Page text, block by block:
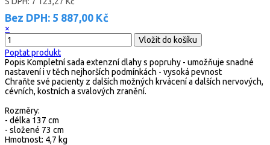
Bez DPH: 5 887,00 Kč
×
Poptat produkt
Popis Kompletní sada extenzní dlahy s popruhy - umožňuje snadné
nastavení i v těch nejhorších podmínkách - vysoká pevnost
Chraňte své pacienty z dalších možných krvácení a dalších nervových,
cévních, kostních a svalových zranění.
Rozměry:
- délka 137 cm
- složené 73 cm
Hmotnost: 4,7 kg